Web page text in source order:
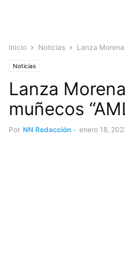
Inicio Noticias Lanza
Noticias
Lanza
muñecos
Por NN Redacción - enero 18,